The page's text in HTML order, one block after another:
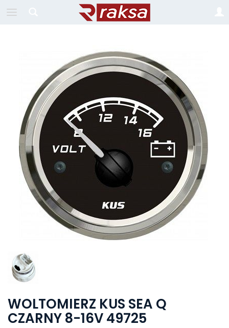
WOLTOMIERZ KUS SEA Q
CZARNY 8-16V 49725